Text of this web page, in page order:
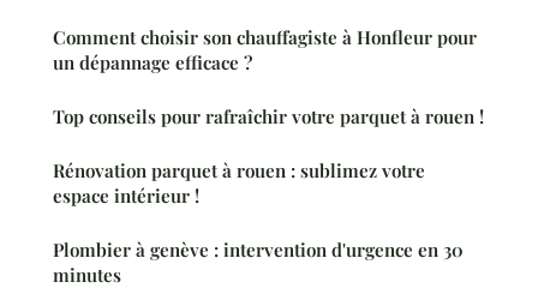
Comment choisir son chauffagiste à Honfleur pour
un dépannage efficace ?
Top conseils pour rafraîchir votre parquet à rouen !
Rénovation parquet à rouen : sublimez votre
espace intérieur !
Plombier à genève : intervention d'urgence en 30
minutes